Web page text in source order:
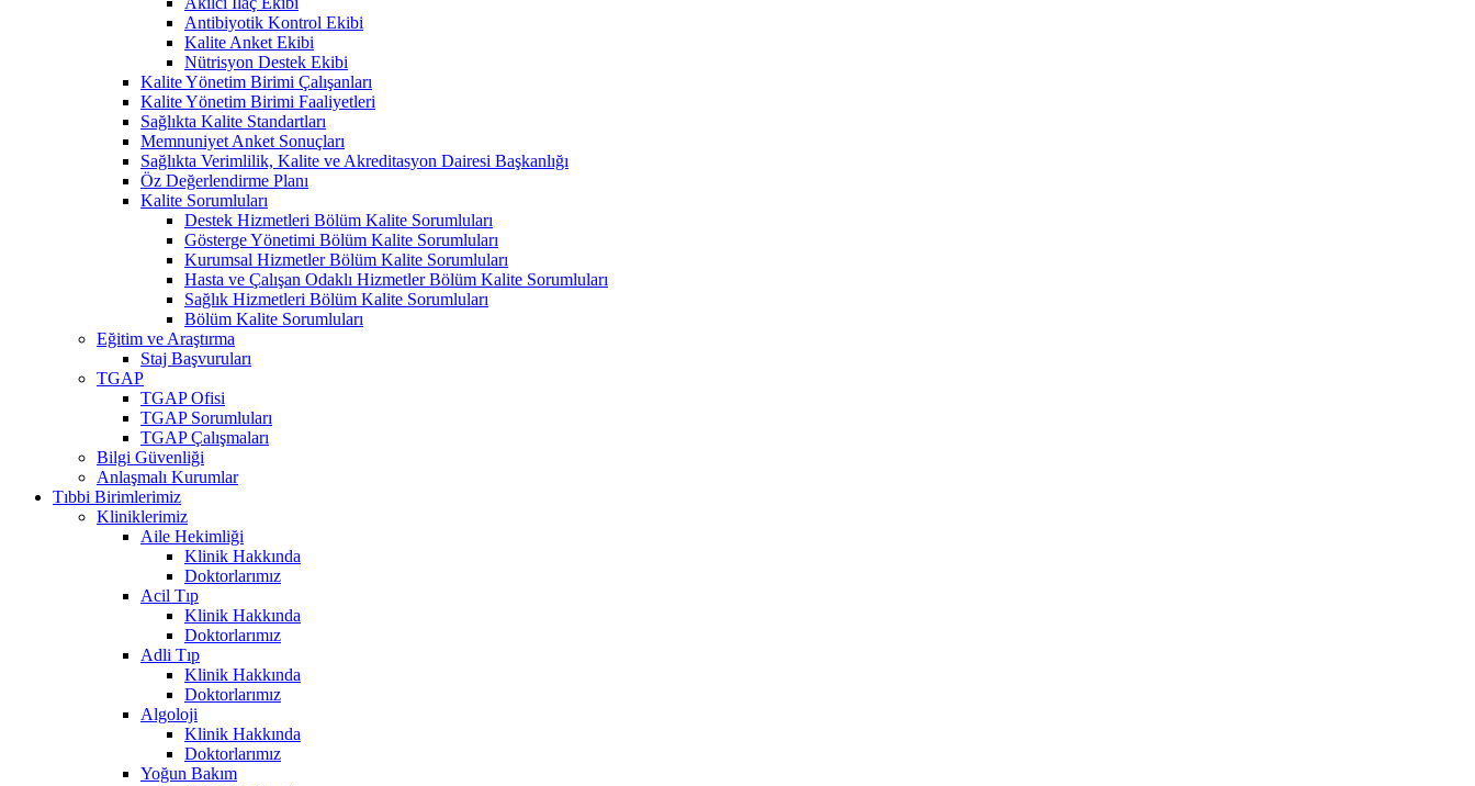
Antibiyotik Kontrol Ekibi
Kalite Anket Ekibi
Nütrisyon Destek Ekibi
Kalite Yönetim Birimi Çalışanları
Kalite Yönetim Birimi Faaliyetleri
Sağlıkta Kalite Standartları
Memnuniyet Anket Sonuçları
Sağlıkta Verimlilik, Kalite ve Akreditasyon Dairesi Başkanlığı
Öz Değerlendirme Planı
Kalite Sorumluları
Destek Hizmetleri Bölüm Kalite Sorumluları
Gösterge Yönetimi Bölüm Kalite Sorumluları
Kurumsal Hizmetler Bölüm Kalite Sorumluları
Hasta ve Çalışan Odaklı Hizmetler Bölüm Kalite Sorumluları
Sağlık Hizmetleri Bölüm Kalite Sorumluları
Bölüm Kalite Sorumluları
Eğitim ve Araştırma
Staj Başvuruları
TGAP
TGAP Ofisi
TGAP Sorumluları
TGAP Çalışmaları
Bilgi Güvenliği
Anlaşmalı Kurumlar
Tıbbi Birimlerimiz
Kliniklerimiz
Aile Hekimliği
Klinik Hakkında
Doktorlarımız
Acil Tıp
Klinik Hakkında
Doktorlarımız
Adli Tıp
Klinik Hakkında
Doktorlarımız
Algoloji
Klinik Hakkında
Doktorlarımız
Yoğun Bakım